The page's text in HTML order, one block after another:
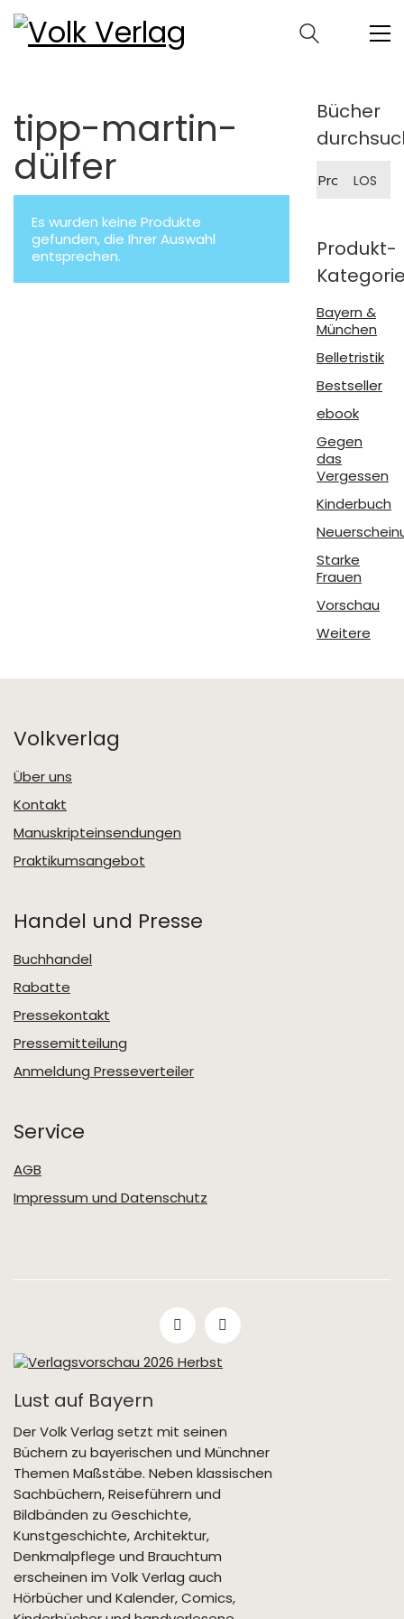
tipp-martin-
dülfer
Es wurden keine Produkte
gefunden, die Ihrer Auswahl
entsprechen.
Bücher
nach:
LOS
Produkt-
Bayern &
München
Belletristik
Bestseller
ebook
Gegen
das
Vergessen
Kinderbuch
Starke
Frauen
Vorschau
Weitere
Volkverlag
Über uns
Kontakt
Manuskripteinsendungen
Praktikumsangebot
Handel und Presse
Buchhandel
Rabatte
Pressekontakt
Pressemitteilung
Anmeldung Presseverteiler
Service
AGB
Impressum und Datenschutz
Lust auf Bayern
Der Volk Verlag setzt mit seinen
Büchern zu bayerischen und Münchner
Themen Maßstäbe. Neben klassischen
Sachbüchern, Reiseführern und
Bildbänden zu Geschichte,
Kunstgeschichte, Architektur,
Denkmalpflege und Brauchtum
erscheinen im Volk Verlag auch
Hörbücher und Kalender, Comics,